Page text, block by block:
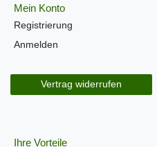
Mein Konto
Registrierung
Anmelden
Vertrag widerrufen
Ihre Vorteile